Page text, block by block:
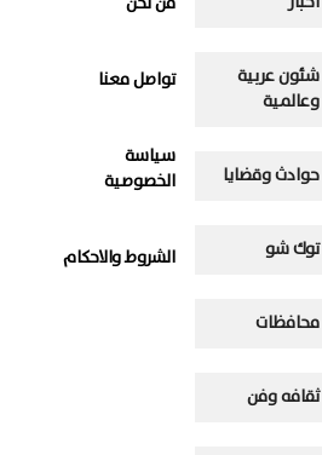
شئون عربية
وعالمية
حوادث وقضايا
توك شو
محافظات
ثقافه وفن
تواصل معنا
سياسة
الخصوصية
الشروط والاحكام